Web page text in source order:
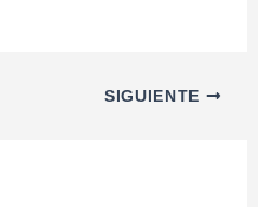
SIGUIENTE